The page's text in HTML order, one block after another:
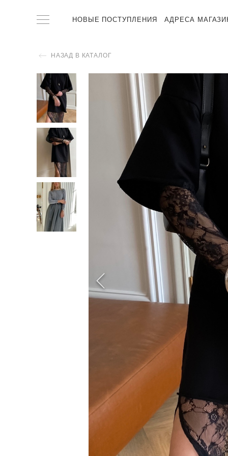
НОВЫЕ ПОСТУПЛЕНИЯ АДРЕСА
НАЗАД В КАТАЛОГ